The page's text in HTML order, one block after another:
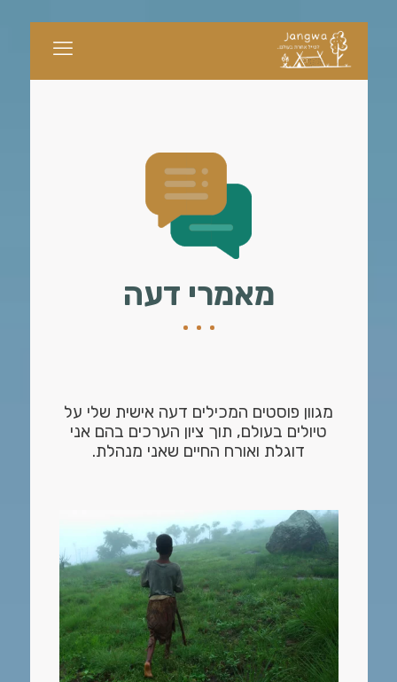
מאמרי דעה
מגוון פוסטים המכילים דעה אישית שלי על
טיולים בעולם, תוך ציון הערכים בהם אני
דוגלת ואורח החיים שאני מנהלת.